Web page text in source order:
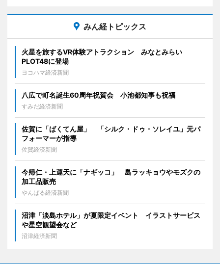
みん経トピックス
火星を旅するVR体験アトラクション みなとみらい
PLOT48に登場
ヨコハマ経済新聞
八広で町名誕生60周年祝賀会 小池都知事も祝福
すみだ経済新聞
佐賀に「ばくてん屋」 「シルク・ドゥ・ソレイユ」元パ
フォーマーが指導
佐賀経済新聞
今帰仁・上運天に「ナギッコ」 島ラッキョウやモズクの
加工品販売
やんばる経済新聞
沼津「淡島ホテル」が夏限定イベント イラストサービス
や星空観望会など
沼津経済新聞